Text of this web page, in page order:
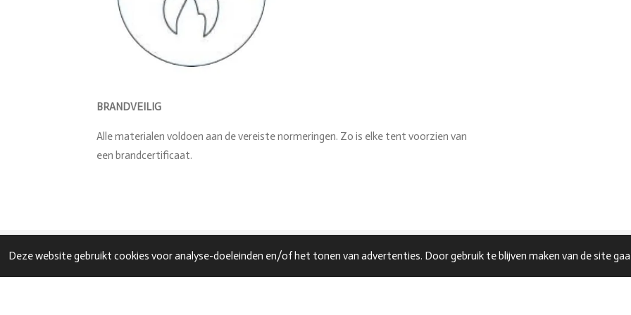
Deze website gebruikt cookies voor analyse-doeleinden en/of het tonen van advertenties. Door gebruik te blijven maken van de site
BRANDVEILIG
Alle materialen voldoen aan de vereiste normeringen. Zo is elke tent voorzien van
een brandcertificaat.